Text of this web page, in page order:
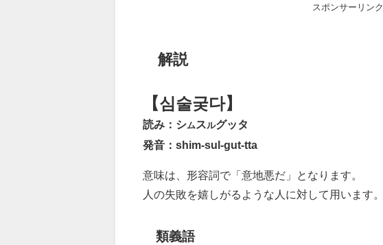
スポンサーリンク
解説
【심술궂다】
読み：シム スルグッタ
発音：shim-sul-gut-tta
意味は、形容詞で「意地悪だ」となります。
人の失敗を嬉しがるような人に対して用います。
類義語